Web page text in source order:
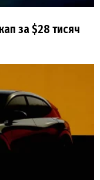
за $28 тисяч